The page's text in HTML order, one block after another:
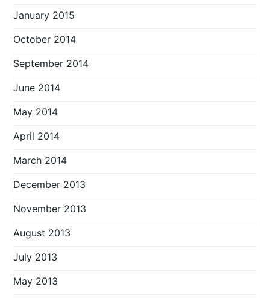
January 2015
October 2014
September 2014
June 2014
May 2014
April 2014
March 2014
December 2013
November 2013
August 2013
July 2013
May 2013